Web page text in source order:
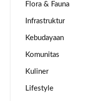
Flora & Fauna
Infrastruktur
Kebudayaan
Komunitas
Kuliner
Lifestyle